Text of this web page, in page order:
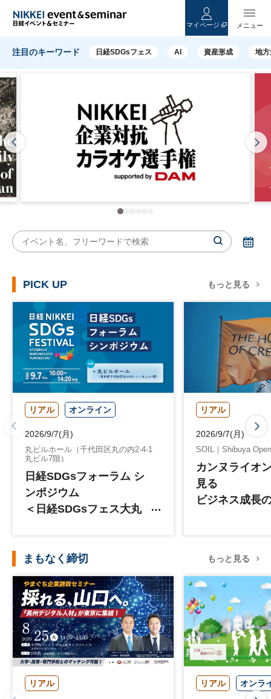
マイページ
注目のキーワード 日経SDGsフェス AI 資産形成 地
PICK UP もっと見る
リアル オンライン
2026/9/7(月)
丸ビルホール（千代田区丸の内2-4-1
丸ビル7階）
日経SDGsフォーラム シ
ンポジウム
＜日経SDGsフェス大丸
リアル
2026/9/7(月)
SOIL｜Shibuya
カンヌライオ
見る
ビジネス成長
まもなく締切 もっと見る
リアル リアル オンラ